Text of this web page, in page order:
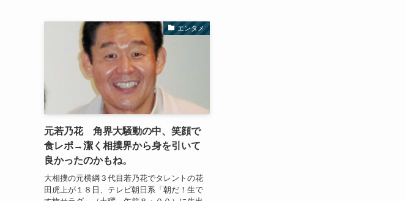
エンタメ
元若乃花 角界大騒動の中、笑顔で
食レポ→潔く相撲界から身を引いて
良かったのかもね。
大相撲の元横綱３代目若乃花でタレントの花
田虎上が１８日、テレビ朝日系「朝だ！生で